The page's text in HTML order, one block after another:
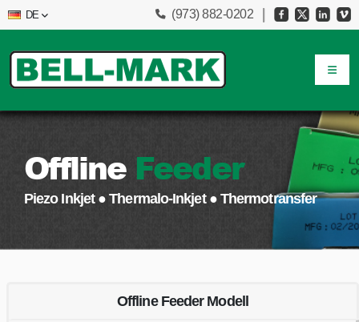
DE (973) 882-0202
Offline Feeder
Piezo Inkjet ● Thermalo-Inkjet ● Thermotransfer
Offline Feeder Modell